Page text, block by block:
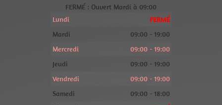
FERMÉ : Ouvert Mardi à 09:00
Lundi
FERMÉ
Mardi
09:00 - 19:00
Mercredi
09:00 - 19:00
Jeudi
09:00 - 19:00
Vendredi
09:00 - 19:00
Samedi
09:00 - 18:00